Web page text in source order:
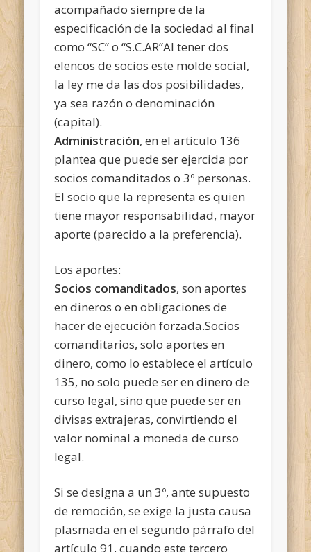
acompañado siempre de la
especificación de la sociedad al final
como “SC” o “S.C.AR”Al tener dos
elencos de socios este molde social,
la ley me da las dos posibilidades,
ya sea razón o denominación
(capital).
Administración, en el articulo 136
plantea que puede ser ejercida por
socios comanditados o 3º personas.
El socio que la representa es quien
tiene mayor responsabilidad, mayor
aporte (parecido a la preferencia).
Los aportes:
Socios comanditados, son aportes
en dineros o en obligaciones de
hacer de ejecución forzada.Socios
comanditarios, solo aportes en
dinero, como lo establece el artículo
135, no solo puede ser en dinero de
curso legal, sino que puede ser en
divisas extrajeras, convirtiendo el
valor nominal a moneda de curso
legal.
Si se designa a un 3º, ante supuesto
de remoción, se exige la justa causa
plasmada en el segundo párrafo del
artículo 91, cuando este tercero